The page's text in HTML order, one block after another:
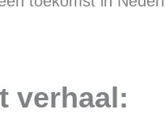
verhaal: